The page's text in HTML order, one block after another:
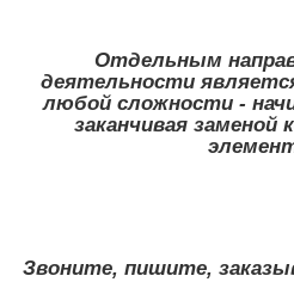
Отдельным
деятельности
любой сложности -
заканчивая заменой
Звоните, пишите,